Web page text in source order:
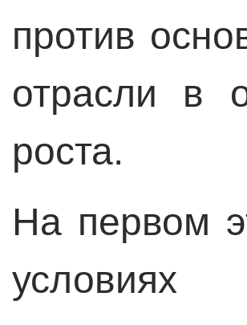
против
отрасли в
роста.
На первом